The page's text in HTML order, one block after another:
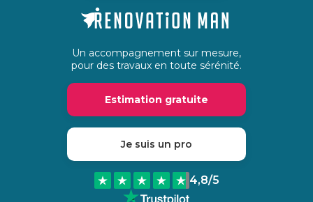
Un accompagnement sur mesure,
pour des travaux en toute sérénité.
Estimation gratuite
Je suis un pro
4,8/5